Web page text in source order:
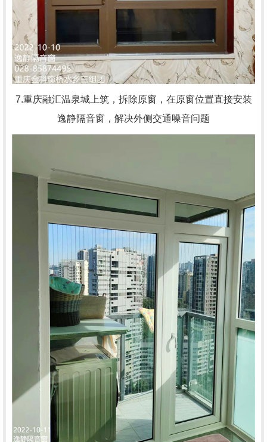
7.重庆融汇温泉城上筑， 拆除原窗，在原窗位置直接安装
逸静隔音窗，解决外侧交通噪音问题